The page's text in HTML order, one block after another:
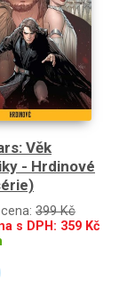
Věk
- Hrdinové
399 Kč
s DPH: 359 Kč